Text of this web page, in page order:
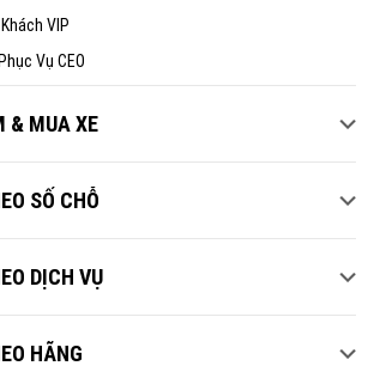
VIP
Vụ CEO
& MUA XE
SỐ CHỖ
DỊCH VỤ
HÃNG